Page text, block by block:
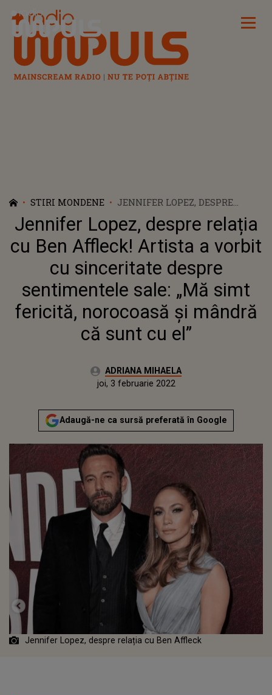
Radio Impuls
STIRI MONDENE
JENNIFER LOPEZ, DESPRE
RELAȚIA CU BEN AFFLECK!
ARTISTA A VORBIT CU
SINCERITATE DESPRE
SENTIMENTELE SALE: „MĂ
SIMT FERICITĂ, NOROCOASĂ ȘI
MÂNDRĂ CĂ SUNT CU EL”
Jennifer Lopez, despre relația
cu Ben Affleck! Artista a vorbit
cu sinceritate despre
sentimentele sale: „Mă simt
fericită, norocoasă și mândră
că sunt cu el”
Autor:ADRIANA MIHAELA
Actualizat:
joi, 3 februarie 2022
Adaugă-ne ca sursă preferată în Google
Jennifer Lopez, despre relația cu Ben Affleck